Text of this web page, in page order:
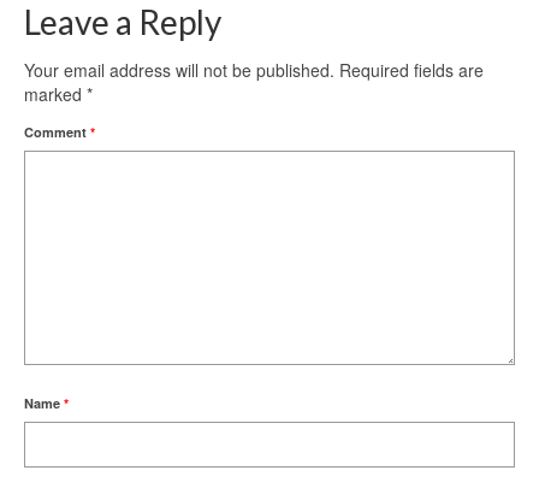
Leave a Reply
Your email address will not be published. Required fields are
marked *
Comment *
Name *